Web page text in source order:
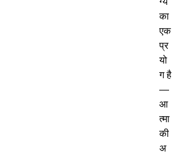
का
एक
प्र
यो
ग है
—
आ
त्मा
की
अ